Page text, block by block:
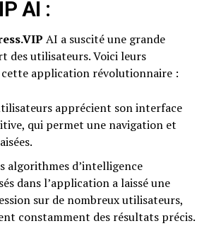
AI :
AI a suscité une grande
des utilisateurs. Voici leurs
application révolutionnaire :
apprécient son interface
qui permet une navigation et
algorithmes d’intelligence
dans l’application a laissé une
sur de nombreux utilisateurs,
constamment des résultats précis.